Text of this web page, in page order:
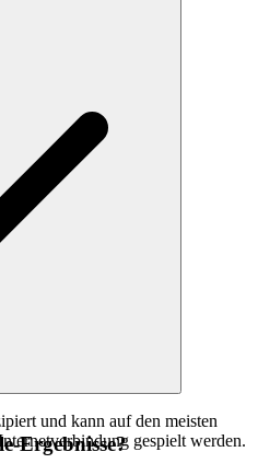
und kann auf den meisten
gespielt werden.
Ergebnisse?